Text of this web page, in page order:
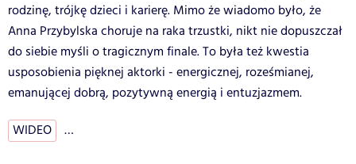
rodzinę, trójkę dzieci i karierę. Mimo że wiadomo było, że
Anna Przybylska choruje na raka trzustki, nikt nie dopuszczał
do siebie myśli o tragicznym finale. To była też kwestia
usposobienia pięknej aktorki - energicznej, roześmianej,
emanującej dobrą, pozytywną energią i entuzjazmem.
WIDEO …